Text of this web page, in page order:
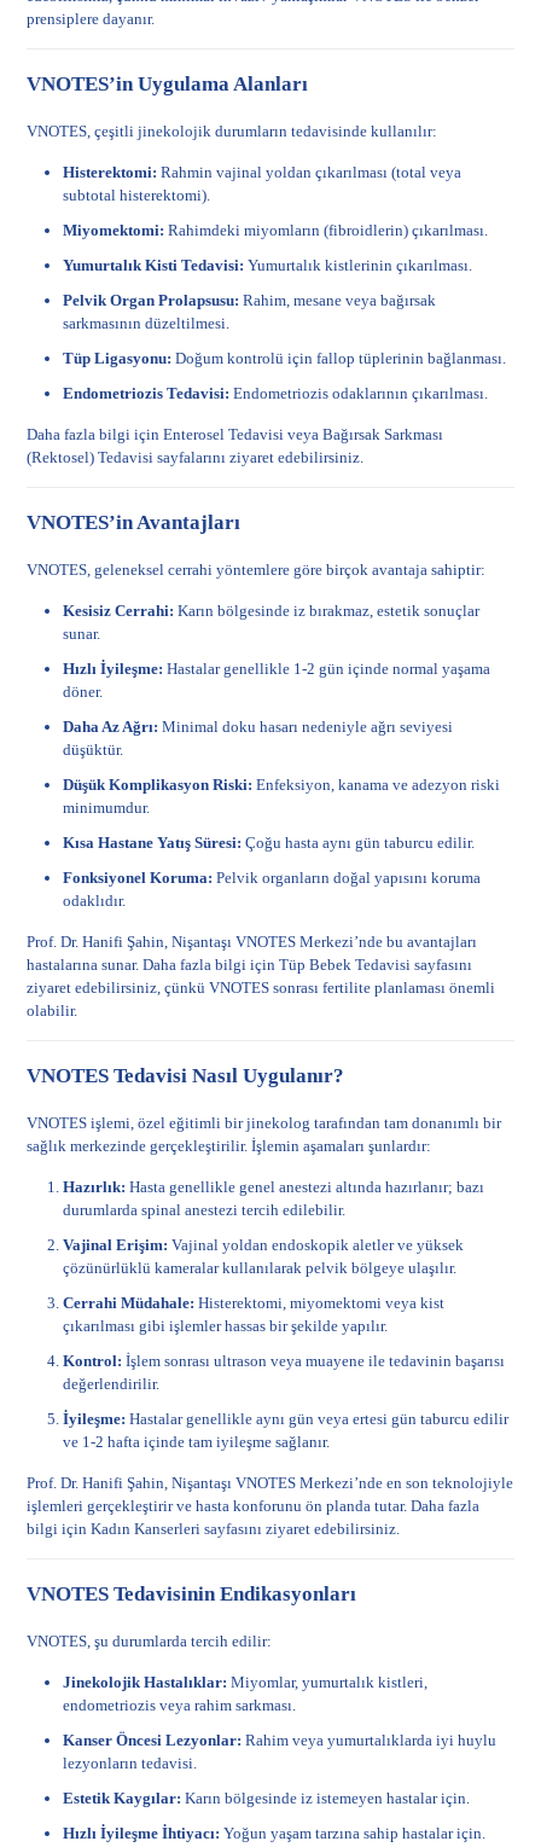
prensiplere dayanır.
VNOTES’in Uygulama Alanları
VNOTES, çeşitli jinekolojik durumların tedavisinde kullanılır:
Histerektomi: Rahmin vajinal yoldan çıkarılması (total veya
subtotal histerektomi).
Miyomektomi: Rahimdeki miyomların (fibroidlerin) çıkarılması.
Yumurtalık Kisti Tedavisi: Yumurtalık kistlerinin çıkarılması.
Pelvik Organ Prolapsusu: Rahim, mesane veya bağırsak
sarkmasının düzeltilmesi.
Tüp Ligasyonu: Doğum kontrolü için fallop tüplerinin bağlanması.
Endometriozis Tedavisi: Endometriozis odaklarının çıkarılması.
Daha fazla bilgi içinEnterosel Tedavisi veyaBağırsak Sarkması
(Rektosel) Tedavisi sayfalarını ziyaret edebilirsiniz.
VNOTES’in Avantajları
VNOTES, geleneksel cerrahi yöntemlere göre birçok avantaja sahiptir:
Kesisiz Cerrahi: Karın bölgesinde iz bırakmaz, estetik sonuçlar
sunar.
Hızlı İyileşme: Hastalar genellikle 1-2 gün içinde normal yaşama
döner.
Daha Az Ağrı: Minimal doku hasarı nedeniyle ağrı seviyesi
düşüktür.
Düşük Komplikasyon Riski: Enfeksiyon, kanama ve adezyon riski
minimumdur.
Kısa Hastane Yatış Süresi: Çoğu hasta aynı gün taburcu edilir.
Fonksiyonel Koruma: Pelvik organların doğal yapısını koruma
odaklıdır.
Prof. Dr. Hanifi Şahin, Nişantaşı VNOTES Merkezi’nde bu avantajları
hastalarına sunar. Daha fazla bilgi içinTüp Bebek Tedavisi sayfasını
ziyaret edebilirsiniz, çünkü VNOTES sonrası fertilite planlaması önemli
olabilir.
VNOTES Tedavisi Nasıl Uygulanır?
VNOTES işlemi, özel eğitimli bir jinekolog tarafından tam donanımlı bir
sağlık merkezinde gerçekleştirilir. İşlemin aşamaları şunlardır:
Hazırlık: Hasta genellikle genel anestezi altında hazırlanır; bazı
durumlarda spinal anestezi tercih edilebilir.
Vajinal Erişim: Vajinal yoldan endoskopik aletler ve yüksek
çözünürlüklü kameralar kullanılarak pelvik bölgeye ulaşılır.
Cerrahi Müdahale: Histerektomi, miyomektomi veya kist
çıkarılması gibi işlemler hassas bir şekilde yapılır.
Kontrol: İşlem sonrası ultrason veya muayene ile tedavinin başarısı
değerlendirilir.
İyileşme: Hastalar genellikle aynı gün veya ertesi gün taburcu edilir
ve 1-2 hafta içinde tam iyileşme sağlanır.
Prof. Dr. Hanifi Şahin, Nişantaşı VNOTES Merkezi’nde en son teknolojiyle
işlemleri gerçekleştirir ve hasta konforunu ön planda tutar. Daha fazla
bilgi içinKadın Kanserleri sayfasını ziyaret edebilirsiniz.
VNOTES Tedavisinin Endikasyonları
VNOTES, şu durumlarda tercih edilir:
Jinekolojik Hastalıklar: Miyomlar, yumurtalık kistleri,
endometriozis veya rahim sarkması.
Kanser Öncesi Lezyonlar: Rahim veya yumurtalıklarda iyi huylu
lezyonların tedavisi.
Estetik Kaygılar: Karın bölgesinde iz istemeyen hastalar için.
Hızlı İyileşme İhtiyacı: Yoğun yaşam tarzına sahip hastalar için.